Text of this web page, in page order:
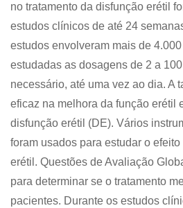
no tratamento da disfunção erétil
estudos clínicos de até 24
estudos envolveram mais de
estudadas as dosagens de 2 a
necessário, até uma vez ao dia. A
eficaz na melhora da função erétil
disfunção erétil (DE). Vários
foram usados para estudar o
erétil. Questões de Avaliação
para determinar se o tratamento
pacientes. Durante os estudos